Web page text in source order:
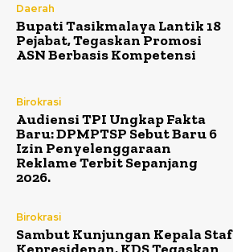
Daerah
Bupati Tasikmalaya Lantik 18
Pejabat, Tegaskan Promosi
ASN Berbasis Kompetensi
Birokrasi
Audiensi TPI Ungkap Fakta
Baru: DPMPTSP Sebut Baru 6
Izin Penyelenggaraan
Reklame Terbit Sepanjang
2026.
Birokrasi
Sambut Kunjungan Kepala Staf